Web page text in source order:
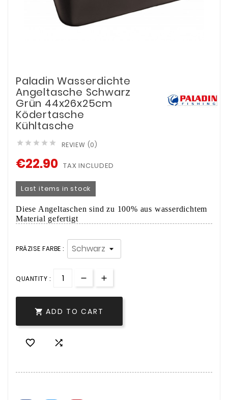
Paladin Wasserdichte
Angeltasche Schwarz
Grün 44x26x25cm
Ködertasche
Kühltasche
     REVIEW (0)
€22.90 TAX INCLUDED
Last items in stock
Diese Angeltaschen sind zu 100% aus wasserdichtem
Material gefertigt
PRÄZISE FARBE :
QUANTITY :
 ADD TO CART
 